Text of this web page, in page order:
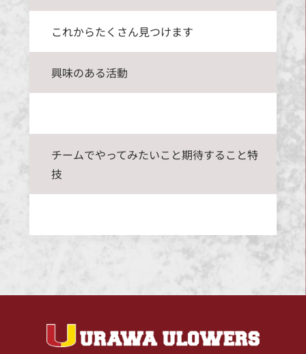
これからたくさん見つけます
興味のある活動
チームでやってみたいこと期待すること特
技